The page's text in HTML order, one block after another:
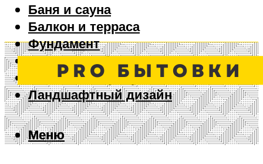
Баня и сауна
Балкон и терраса
Фундамент
Ворота и забор
Дизайн интерьера
Ландшафтный дизайн
Меню
Меню